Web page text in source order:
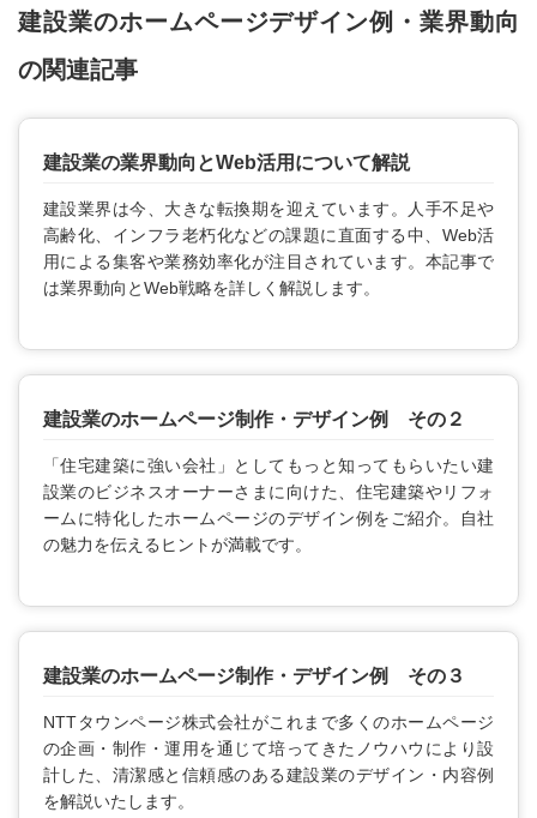
建設業のホームページデザイン例・業界動向
の関連記事
建設業の業界動向とWeb活用について解説
建設業界は今、大きな転換期を迎えています。人手不足や
高齢化、インフラ老朽化などの課題に直面する中、Web活
用による集客や業務効率化が注目されています。本記事で
は業界動向とWeb戦略を詳しく解説します。
建設業のホームページ制作・デザイン例 その２
「住宅建築に強い会社」としてもっと知ってもらいたい建
設業のビジネスオーナーさまに向けた、住宅建築やリフォ
ームに特化したホームページのデザイン例をご紹介。自社
の魅力を伝えるヒントが満載です。
建設業のホームページ制作・デザイン例 その３
NTTタウンページ株式会社がこれまで多くのホームページ
の企画・制作・運用を通じて培ってきたノウハウにより設
計した、清潔感と信頼感のある建設業のデザイン・内容例
を解説いたします。